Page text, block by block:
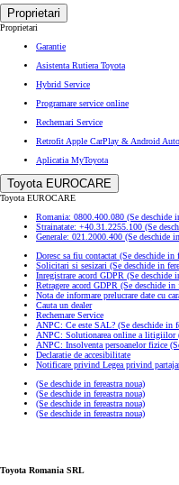
Proprietari
Proprietari
Garantie
Asistenta Rutiera Toyota
Hybrid Service
Programare service online
Rechemari Service
Retrofit Apple CarPlay & Android Auto
Aplicatia MyToyota
Toyota EUROCARE
Toyota EUROCARE
Romania: 0800.400.080 (Se deschide
Strainatate: +40.31.2255.100 (Se
Generale: 021.2000.400 (Se deschide
Doresc sa fiu contactat (Se deschide in
Solicitari si sesizari (Se deschide in
Inregistrare acord GDPR (Se deschide
Retragere acord GDPR (Se deschide in
Nota de informare prelucrare date cu
Cauta un dealer
Rechemare Service
ANPC: Ce este SAL? (Se deschide in
ANPC: Solutionarea online a litigiilor
ANPC: Insolventa persoanelor fizice
Declaratie de accesibilitate
Notificare privind Legea privind
(Se deschide in fereastra noua)
(Se deschide in fereastra noua)
(Se deschide in fereastra noua)
(Se deschide in fereastra noua)
Toyota Romania SRL